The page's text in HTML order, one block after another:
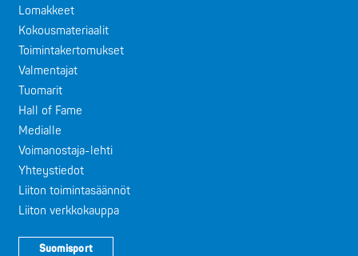
Lomakkeet
Kokousmateriaalit
Toimintakertomukset
Valmentajat
Tuomarit
Hall of Fame
Medialle
Voimanostaja-lehti
Yhteystiedot
Liiton toimintasäännöt
Liiton verkkokauppa
Suomisport